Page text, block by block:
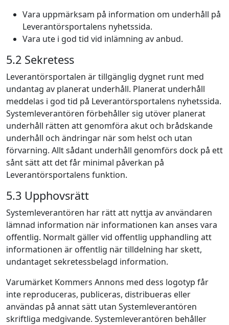
Vara uppmärksam på information om underhåll på
Leverantörsportalens nyhetssida.
Vara ute i god tid vid inlämning av anbud.
5.2 Sekretess
Leverantörsportalen är tillgänglig dygnet runt med
undantag av planerat underhåll. Planerat underhåll
meddelas i god tid på Leverantörsportalens nyhetssida.
Systemleverantören förbehåller sig utöver planerat
underhåll rätten att genomföra akut och brådskande
underhåll och ändringar när som helst och utan
förvarning. Allt sådant underhåll genomförs dock på ett
sånt sätt att det får minimal påverkan på
Leverantörsportalens funktion.
5.3 Upphovsrätt
Systemleverantören har rätt att nyttja av användaren
lämnad information när informationen kan anses vara
offentlig. Normalt gäller vid offentlig upphandling att
informationen är offentlig när tilldelning har skett,
undantaget sekretessbelagd information.
Varumärket Kommers Annons med dess logotyp får
inte reproduceras, publiceras, distribueras eller
användas på annat sätt utan Systemleverantören
skriftliga medgivande. Systemleverantören behåller